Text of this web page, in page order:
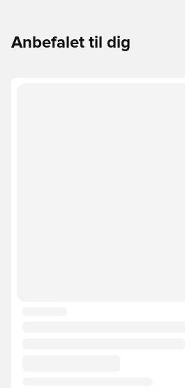
Anbefalet til dig